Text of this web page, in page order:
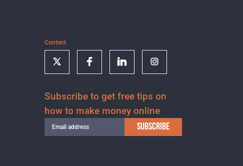
Content
Subscribe to get free tips on
how to make money online
SUBSCRIBE